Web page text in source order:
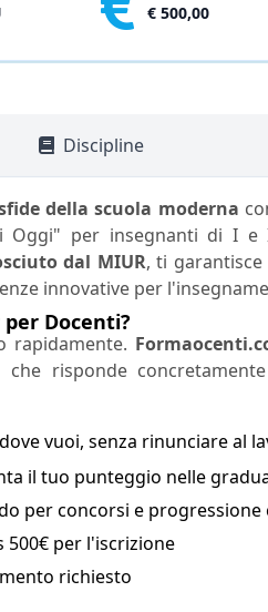
€ 500,00
Discipline
della scuola moderna
Oggi" per insegnanti di I
dal MIUR, ti garantisce
innovative per
Docenti?
rapidamente.
risponde
vuoi, senza rinunciare al
il tuo punteggio nelle
per concorsi e progressione
500€ per l'iscrizione
richiesto